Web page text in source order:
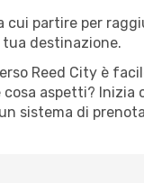
partire per
destinazione.
Reed City è
aspetti? Inizia
sistema di